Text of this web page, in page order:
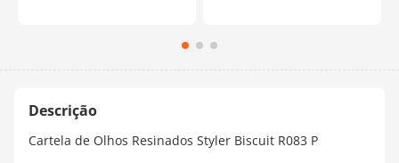
Cartela de Olhos Resinados Styler Biscuit R083 P